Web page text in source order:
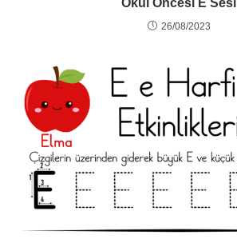
26/08/2023